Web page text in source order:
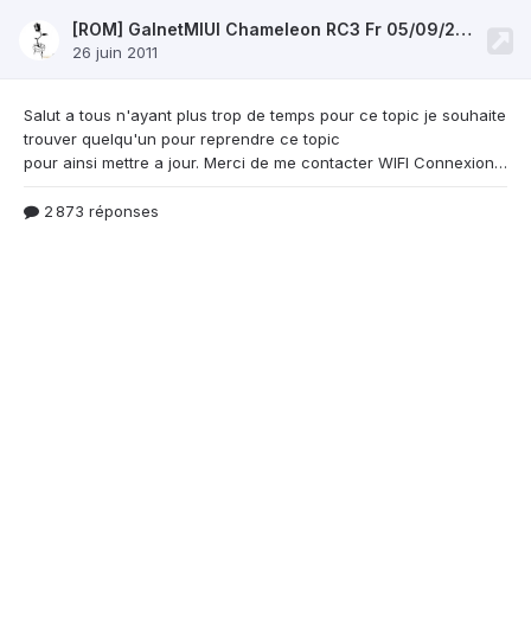
[ROM] GalnetMIUI Chameleon RC3 Fr 05/09/2011
26 juin 2011
Salut a tous n'ayant plus trop de temps pour cetopic je souhaite
trouver quelqu'un pour reprendre ce topic
pour ainsi mettre a jour. Merci de me contacter WIFI Connexion Données Bluetooth Capteurs (proximité, magnétique, lumière, accéléromètre) Cartes SD Internes et externes Son (casques, Bluetooth, haut-parleurs de téléphone) Camera Frontale & arrière Partage de connections USB et Wifi 2G/3G RIL Bouton Volume + bouton home Enregistrement 720
2 873 réponses